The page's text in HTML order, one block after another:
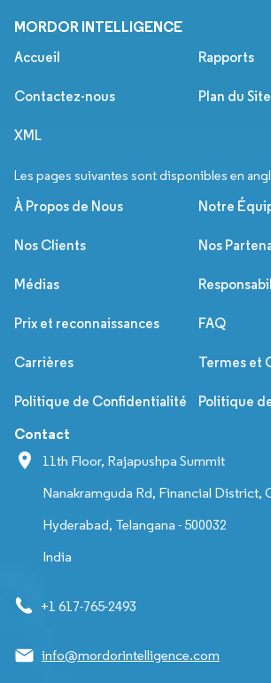
MORDOR INTELLIGENCE
Accueil Rapports
Contactez-nous Plan du Site
XML
Les pages suivantes sont disponibles en
À Propos de Nous Notre
Nos Clients Nos
Médias
Prix et reconnaissances FAQ
Carrières Termes et
Politique de Confidentialité Politique
Contact
11th Floor, Rajapushpa Summit
Nanakramguda Rd, Financial District,
Hyderabad, Telangana - 500032
India
+1 617-765-2493
info@mordorintelligence.com